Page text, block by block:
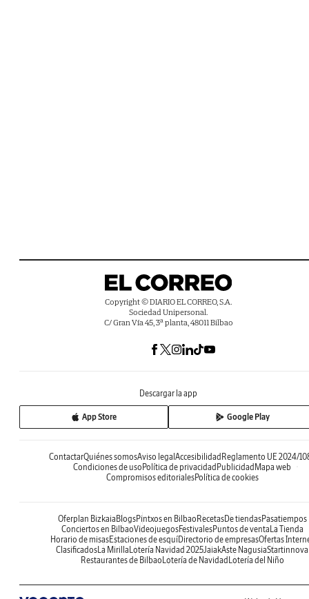
Copyright © DIARIO EL CORREO, S.A.
Sociedad Unipersonal.
C/ Gran Vía 45, 3ª planta, 48011 Bilbao
Descargar la app
App Store Google Play
ContactarQuiénes somosAviso legalAccesibilidadReglamento UE 2024/
Condiciones de usoPolítica de privacidadPublicidadMapa web
Compromisos editorialesPolítica de cookies
Oferplan BizkaiaBlogsPintxos en BilbaoRecetasDe tiendasPasatiempos
Conciertos en BilbaoVideojuegosFestivalesPuntos de ventaLa Tienda
Horario de misasEstaciones de esquíDirectorio de empresasOfertas
ClasificadosLa MirillaLotería Navidad 2025JaiakAste NagusiaStartinnova
Restaurantes de BilbaoLotería de NavidadLotería del Niño